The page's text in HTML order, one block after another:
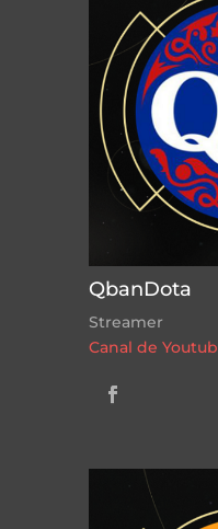
QbanDota
Streamer
Canal de